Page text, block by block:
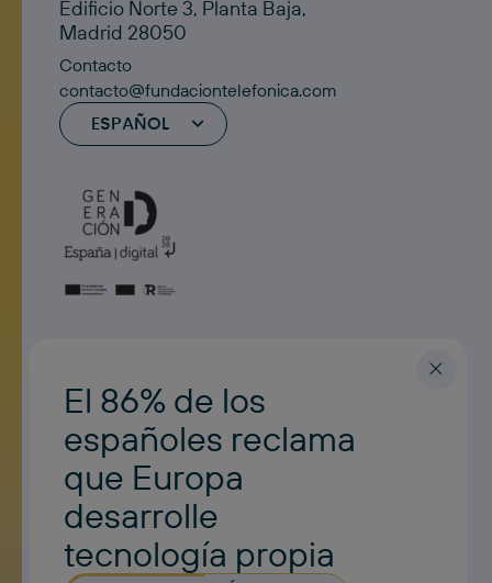
Edificio Norte 3, Planta Baja,
Madrid 28050
Contacto
contacto@fundaciontelefonica.com
ESPAÑOL
Noticias
El 86% de los
españoles reclama
que Europa
desarrolle
tecnología propia